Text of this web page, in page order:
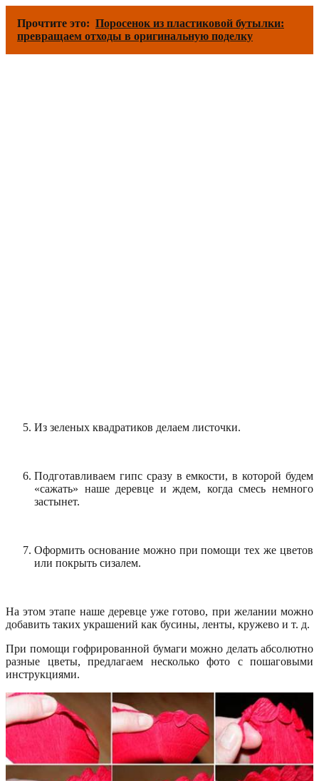
Прочтите это: Поросенок из пластиковой бутылки:
превращаем отходы в оригинальную поделку
Из зеленых квадратиков делаем листочки.
Подготавливаем гипс сразу в емкости, в которой будем
«сажать» наше деревце и ждем, когда смесь немного
застынет.
Оформить основание можно при помощи тех же цветов
или покрыть сизалем.
На этом этапе наше деревце уже готово, при желании можно
добавить таких украшений как бусины, ленты, кружево и т. д.
При помощи гофрированной бумаги можно делать абсолютно
разные цветы, предлагаем несколько фото с пошаговыми
инструкциями.